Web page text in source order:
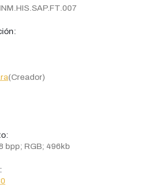
(Creador)
bpp; RGB; 496kb